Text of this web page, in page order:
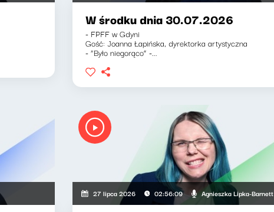
W środku dnia 30.07.2026
- FPFF w Gdyni
Gość: Joanna Łapińska, dyrektorka artystyczna
- “Było niegorąco” -...
27 lipca 2026 02:56:09 Agnieszka Lipka-Barnett